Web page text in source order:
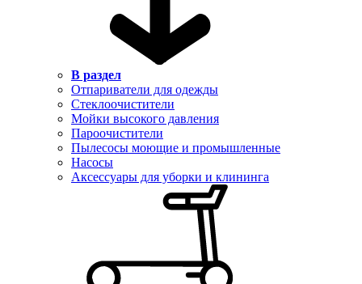
В раздел
Отпариватели для одежды
Стеклоочистители
Мойки высокого давления
Пароочистители
Пылесосы моющие и промышленные
Насосы
Аксессуары для уборки и клининга